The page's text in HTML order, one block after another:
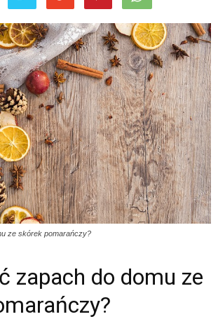
ze skórek pomarańczy?
zapach do domu ze